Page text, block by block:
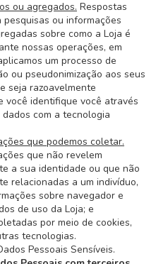
ou agregados. Respostas
pesquisas ou informações
sobre como a Loja é
nossas operações, em
um processo de
ou pseudonimização aos seus
seja razoavelmente
você identifique você através
com a tecnologia
que podemos coletar.
que não revelem
a sua identidade ou que não
relacionadas a um indivíduo,
sobre navegador e
de uso da Loja; e
por meio de cookies,
tecnologias.
Pessoais Sensíveis.